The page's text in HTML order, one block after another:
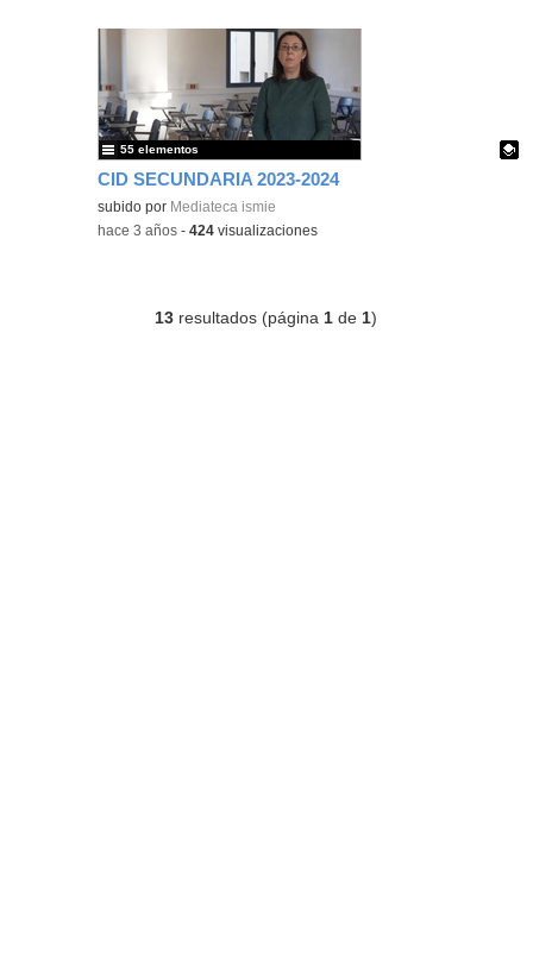
CID SECUNDARIA 2023-2024
Contenido educativo.
subido por Mediateca ismie
55 elementos
-hace 3 años -424 visualizaciones
13 resultados (página 1 de 1)